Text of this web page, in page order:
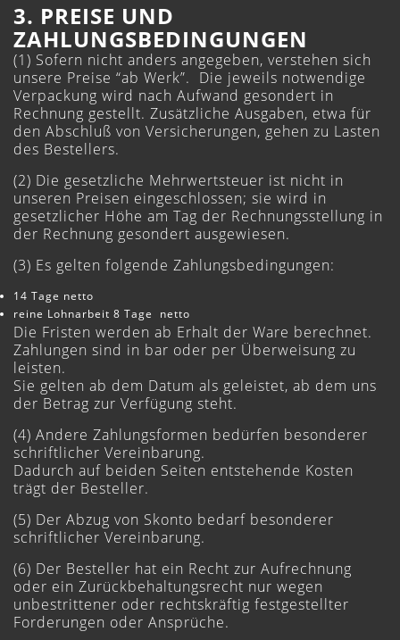
3. PREISE UND
ZAHLUNGSBEDINGUNGEN
(1) Sofern nicht anders angegeben, verstehen sich
unsere Preise “ab Werk”. Die jeweils notwendige
Verpackung wird nach Aufwand gesondert in
Rechnung gestellt. Zusätzliche Ausgaben, etwa für
den Abschluß von Versicherungen, gehen zu Lasten
des Bestellers.
(2) Die gesetzliche Mehrwertsteuer ist nicht in
unseren Preisen eingeschlossen; sie wird in
gesetzlicher Höhe am Tag der Rechnungsstellung in
der Rechnung gesondert ausgewiesen.
(3) Es gelten folgende Zahlungsbedingungen:
14 Tage netto
reine Lohnarbeit 8 Tage netto
Die Fristen werden ab Erhalt der Ware berechnet.
Zahlungen sind in bar oder per Überweisung zu
leisten.
Sie gelten ab dem Datum als geleistet, ab dem uns
der Betrag zur Verfügung steht.
(4) Andere Zahlungsformen bedürfen besonderer
schriftlicher Vereinbarung.
Dadurch auf beiden Seiten entstehende Kosten
trägt der Besteller.
(5) Der Abzug von Skonto bedarf besonderer
schriftlicher Vereinbarung.
(6) Der Besteller hat ein Recht zur Aufrechnung
oder ein Zurückbehaltungsrecht nur wegen
unbestrittener oder rechtskräftig festgestellter
Forderungen oder Ansprüche.